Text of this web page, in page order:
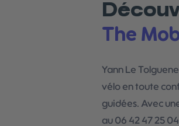
The
Yann Le
vélo en toute
guidées. Avec
au 06 42 47 25